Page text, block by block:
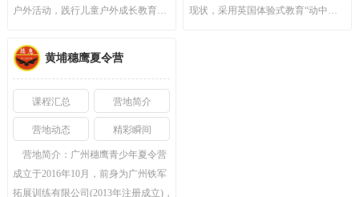
户外活动，践行儿童户外成长教育。
现状，采用英国体验式教育“动中
黄埔穗鹰夏令营
课程汇总 营地简介
营地动态 精彩瞬间
营地简介： 广州穗鹰青少年夏令营
成立于2016年10月，前身为广州铁军
拓展训练有限公司(2013年注册成立)，